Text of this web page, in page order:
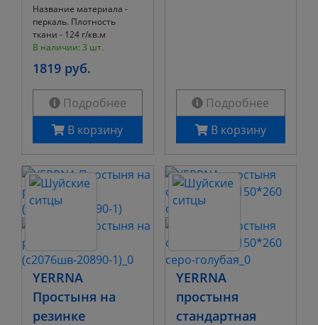
Название материала -
перкаль. Плотность
ткани - 124 г/кв.м
В наличии: 3 шт.
1819 руб.
Подробнее
В корзину
Подробнее
В корзину
YERRNA
Простыня на
резинке
YERRNA
простыня
стандартная